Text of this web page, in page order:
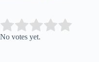
Rate this item:
No votes yet.